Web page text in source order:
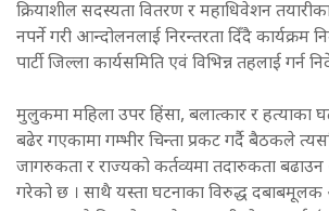
क्रियाशील सदस्यता वितरण र महाधिवेशन
नपर्ने गरी आन्दोलनलाई निरन्तरता दिँदै कार्यक्रम
पार्टी जिल्ला कार्यसमिति एवं विभिन्न तहलाई गर्न
मुलुकमा महिला उपर हिंसा, बलात्कार र हत्याका
बढेर गएकामा गम्भीर चिन्ता प्रकट गर्दै बैठकले
जागरुकता र राज्यको कर्तव्यमा तदारुकता बढाउन
गरेको छ । साथै यस्ता घटनाका विरुद्ध दबाबमूलक